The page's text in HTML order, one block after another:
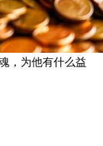
，为他有什么益